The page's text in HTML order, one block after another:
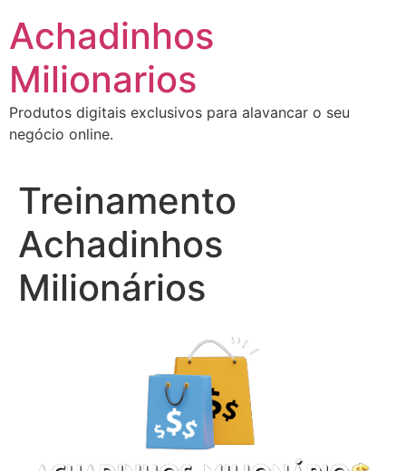
para
conteúdo
Achadinhos
Milionarios
Produtos digitais exclusivos para alavancar o seu
negócio online.
Treinamento
Achadinhos
Milionários